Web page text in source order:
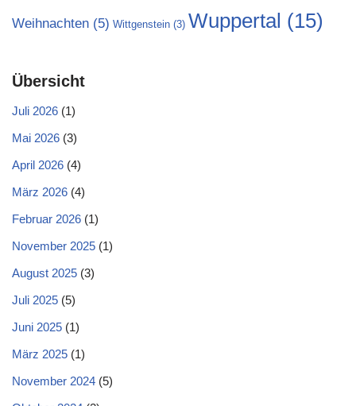
Weihnachten (5) Wittgenstein (3) Wuppertal (15)
Übersicht
Juli 2026 (1)
Mai 2026 (3)
April 2026 (4)
März 2026 (4)
Februar 2026 (1)
November 2025 (1)
August 2025 (3)
Juli 2025 (5)
Juni 2025 (1)
März 2025 (1)
November 2024 (5)